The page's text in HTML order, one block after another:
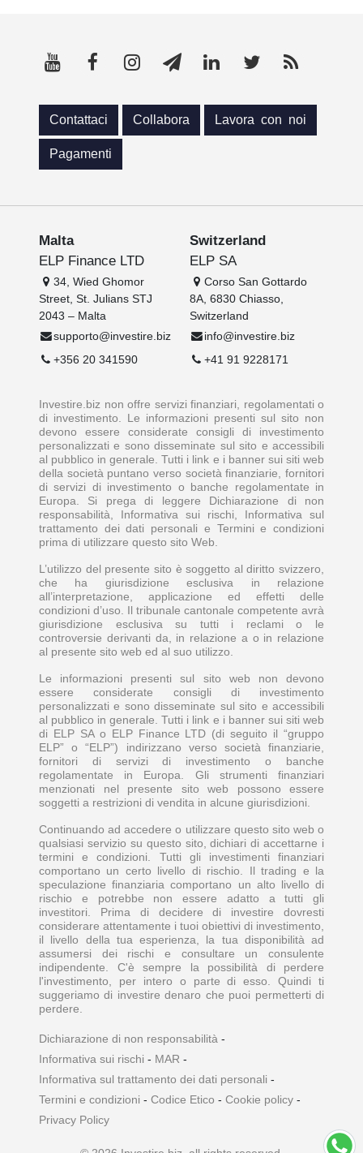
Contattaci Collabora Lavora con noi
Pagamenti
Malta
ELP Finance LTD
34, Wied Ghomor
Street, St. Julians STJ
2043 – Malta
supporto@investire.biz
+356 20 341590
Switzerland
ELP SA
Corso San Gottardo
8A, 6830 Chiasso,
Switzerland
info@investire.biz
+41 91 9228171
Investire.biz non offre servizi finanziari, regolamentati o
di investimento. Le informazioni presenti sul sito non
devono essere considerate consigli di investimento
personalizzati e sono disseminate sul sito e accessibili
al pubblico in generale. Tutti i link e i banner sui siti web
della società puntano verso società finanziarie, fornitori
di servizi di investimento o banche regolamentate in
Europa. Si prega di leggere Dichiarazione di non
responsabilità, Informativa sui rischi, Informativa sul
trattamento dei dati personali e Termini e condizioni
prima di utilizzare questo sito Web.
L’utilizzo del presente sito è soggetto al diritto svizzero,
che ha giurisdizione esclusiva in relazione
all’interpretazione, applicazione ed effetti delle
condizioni d’uso. Il tribunale cantonale competente avrà
giurisdizione esclusiva su tutti i reclami o le
controversie derivanti da, in relazione a o in relazione
al presente sito web ed al suo utilizzo.
Le informazioni presenti sul sito web non devono
essere considerate consigli di investimento
personalizzati e sono disseminate sul sito e accessibili
al pubblico in generale. Tutti i link e i banner sui siti web
di ELP SA o ELP Finance LTD (di seguito il “gruppo
ELP” o “ELP”) indirizzano verso società finanziarie,
fornitori di servizi di investimento o banche
regolamentate in Europa. Gli strumenti finanziari
menzionati nel presente sito web possono essere
soggetti a restrizioni di vendita in alcune giurisdizioni.
Continuando ad accedere o utilizzare questo sito web o
qualsiasi servizio su questo sito, dichiari di accettarne i
termini e condizioni. Tutti gli investimenti finanziari
comportano un certo livello di rischio. Il trading e la
speculazione finanziaria comportano un alto livello di
rischio e potrebbe non essere adatto a tutti gli
investitori. Prima di decidere di investire dovresti
considerare attentamente i tuoi obiettivi di investimento,
il livello della tua esperienza, la tua disponibilità ad
assumersi dei rischi e consultare un consulente
indipendente. C'è sempre la possibilità di perdere
l'investimento, per intero o parte di esso. Quindi ti
suggeriamo di investire denaro che puoi permetterti di
perdere.
Dichiarazione di non responsabilità -
Informativa sui rischi - MAR -
Informativa sul trattamento dei dati personali -
Termini e condizioni - Codice Etico - Cookie policy -
Privacy Policy